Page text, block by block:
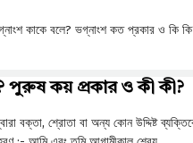
কাকে বলে? ভগ্নাংশ কত প্রকার ও কি কি?
পুরুষ কয় প্রকার ও কী কী?
বক্তা, শ্রোতা বা অন্য কোন উদ্দিষ্ট